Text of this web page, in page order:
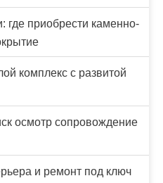
где приобрести каменно-
комплекс с развитой
осмотр сопровождение
и ремонт под ключ